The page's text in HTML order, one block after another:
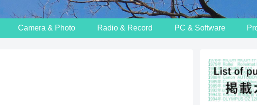
Camera & Photo Radio & Record PC & Software